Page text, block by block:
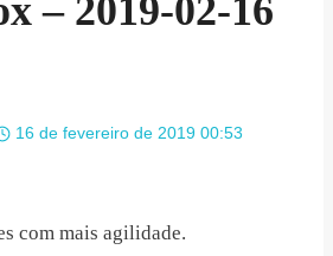
– 2019-02-16
16 de fevereiro de 2019 00:53
com mais agilidade.